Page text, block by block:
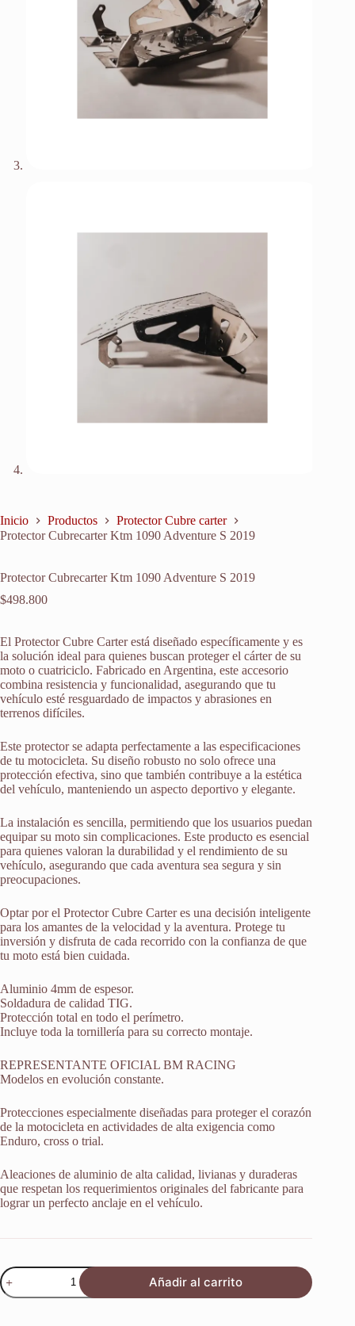
Inicio Productos
Protector Cubre carter
Protector Cubrecarter Ktm 1090 Adventure S 2019
Protector Cubrecarter Ktm 1090 Adventure S 2019
$498.800
El Protector Cubre Carter está diseñado específicamente y es
la solución ideal para quienes buscan proteger el cárter de su
moto o cuatriciclo. Fabricado en Argentina, este accesorio
combina resistencia y funcionalidad, asegurando que tu
vehículo esté resguardado de impactos y abrasiones en
terrenos difíciles.
Este protector se adapta perfectamente a las especificaciones
de tu motocicleta. Su diseño robusto no solo ofrece una
protección efectiva, sino que también contribuye a la estética
del vehículo, manteniendo un aspecto deportivo y elegante.
La instalación es sencilla, permitiendo que los usuarios puedan
equipar su moto sin complicaciones. Este producto es esencial
para quienes valoran la durabilidad y el rendimiento de su
vehículo, asegurando que cada aventura sea segura y sin
preocupaciones.
Optar por el Protector Cubre Carter es una decisión inteligente
para los amantes de la velocidad y la aventura. Protege tu
inversión y disfruta de cada recorrido con la confianza de que
tu moto está bien cuidada.
Aluminio 4mm de espesor.
Soldadura de calidad TIG.
Protección total en todo el perímetro.
Incluye toda la tornillería para su correcto montaje.
REPRESENTANTE OFICIAL BM RACING
Modelos en evolución constante.
Protecciones especialmente diseñadas para proteger el corazón
de la motocicleta en actividades de alta exigencia como
Enduro, cross o trial.
Aleaciones de aluminio de alta calidad, livianas y duraderas
que respetan los requerimientos originales del fabricante para
lograr un perfecto anclaje en el vehículo.
Protector
Cubrecarter
Ktm
Añadir al carrito